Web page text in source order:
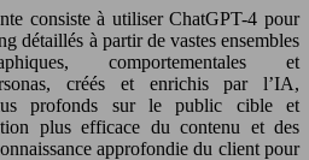
consiste à utiliser ChatGPT-4 pour
détaillés à partir de vastes ensembles
comportementales et
créés et enrichis par l’IA,
profonds sur le public cible et
plus efficace du contenu et des
approfondie du client pour